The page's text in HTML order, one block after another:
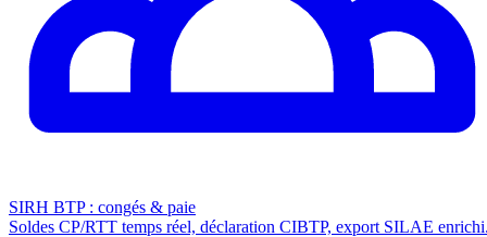
SIRH BTP : congés & paie
Soldes CP/RTT temps réel, déclaration CIBTP, export SILAE